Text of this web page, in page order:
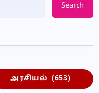
Search
அரசியல் (653)